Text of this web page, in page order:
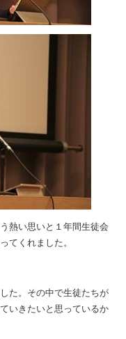
熱い思いと１年間生徒会
てくれました。
た。その中で生徒たちが
いきたいと思っているか